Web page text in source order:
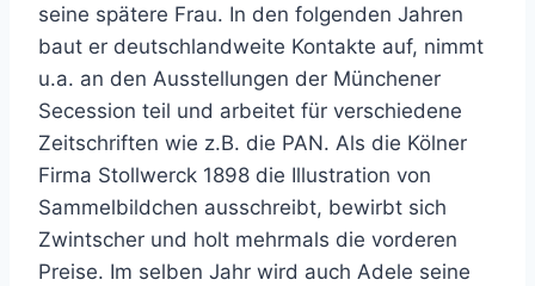
seine spätere Frau. In den folgenden Jahren
baut er deutschlandweite Kontakte auf, nimmt
u.a. an den Ausstellungen der Münchener
Secession teil und arbeitet für verschiedene
Zeitschriften wie z.B. die PAN. Als die Kölner
Firma Stollwerck 1898 die Illustration von
Sammelbildchen ausschreibt, bewirbt sich
Zwintscher und holt mehrmals die vorderen
Preise. Im selben Jahr wird auch Adele seine